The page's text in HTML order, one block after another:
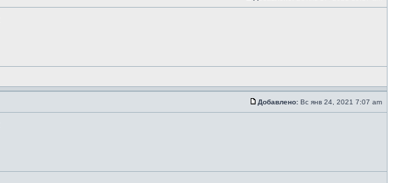
Добавлено: Вс янв 24, 2021 7:07 am